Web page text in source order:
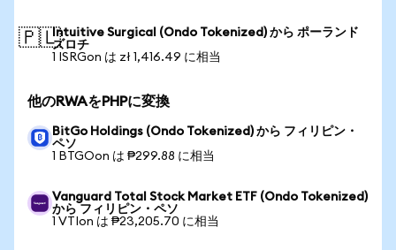
🇵🇱Intuitive Surgical (Ondo Tokenized) から ポーランド
ズロチ
1 ISRGon は zł 1,416.49 に相当
他のRWAをPHPに変換
BitGo Holdings (Ondo Tokenized) から フィリピン・
ペソ
1 BTGOon は ₱299.88 に相当
Vanguard Total Stock Market ETF (Ondo Tokenized)
から フィリピン・ペソ
1 VTIon は ₱23,205.70 に相当